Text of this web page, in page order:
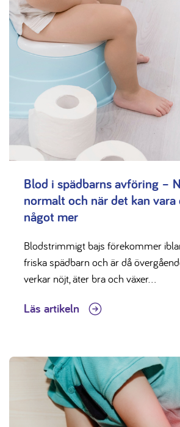
Blod i spädbarns avföring –
normalt och när det kan
något mer
Blodstrimmigt bajs förekommer
friska spädbarn och är då
verkar nöjt, äter bra och växer...
Läs artikeln